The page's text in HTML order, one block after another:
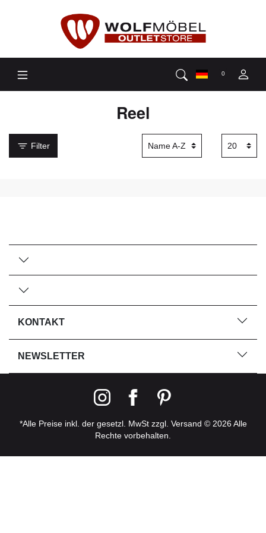
0
Reel
Filter
KONTAKT
NEWSLETTER
*Alle Preise inkl. der gesetzl. MwSt zzgl. Versand © 2026 Alle
Rechte vorbehalten.